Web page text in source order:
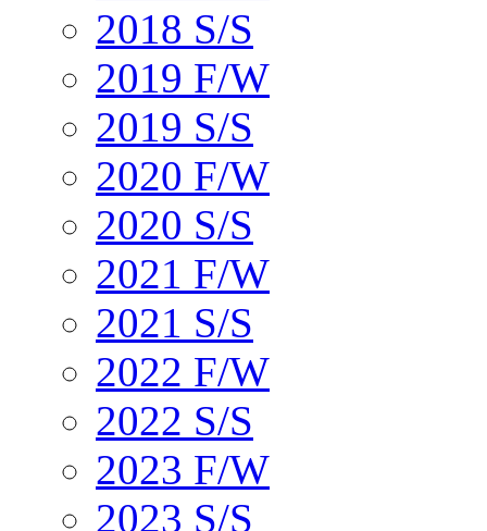
2018 S/S
2019 F/W
2019 S/S
2020 F/W
2020 S/S
2021 F/W
2021 S/S
2022 F/W
2022 S/S
2023 F/W
2023 S/S